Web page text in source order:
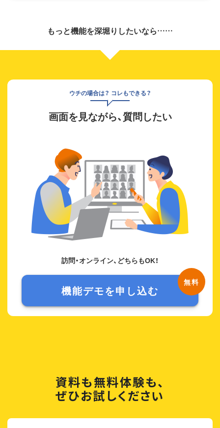
もっと機能を深堀りしたいなら……
ウチの場合は？ コレもできる？
画面を見ながら、質問したい
訪問・オンライン、どちらもOK！
機能デモを申し込む
資料も無料体験も、
ぜひお試しください